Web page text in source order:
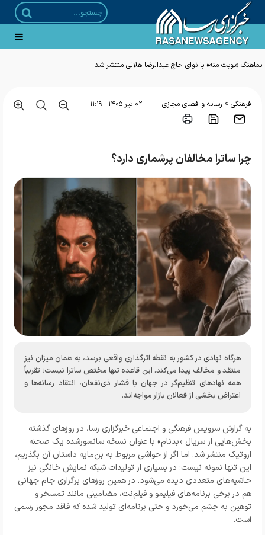
نماهنگ «نوبت منه» با نوای حاج عبدالرضا هلالی منتشر شد
فرهنگی > رسانه و فضای مجازی ۰۲ تير ۱۴۰۵ - ۱۱:۱۹
چرا ساترا مخالفان پرشماری دارد؟
هرگاه نهادی در کشور به نقطه اثرگذاری واقعی برسد، به همان میزان نیز
منتقد و مخالف پیدا می‌کند. این قاعده تنها مختص ساترا نیست؛ تقریباً
همه نهادهای تنظیم‌گر در جهان با فشار ذی‌نفعان، انتقاد رسانه‌ها و
اعتراض بخشی از فعالان بازار مواجه‌اند.
به گزارش سرویس فرهنگی و اجتماعی خبرگزاری رسا، در روزهای گذشته
بخش‌هایی از سریال «بدنام» با عنوان نسخه سانسورشده یک صحنه
اروتیک منتشر شد. اما اگر از حواشی مربوط به بن‌مایه داستان آن بگذریم،
این تنها نمونه نیست؛ در بسیاری از تولیدات شبکه نمایش خانگی نیز
حاشیه‌های متعددی دیده می‌شود. در همین روزهای برگزاری جام جهانی
هم در برخی برنامه‌های فیلیمو و فیلم‌نت، مضامینی مانند تمسخر و
توهین به چشم می‌خورد و حتی برنامه‌ای تولید شده که فاقد مجوز رسمی
است.